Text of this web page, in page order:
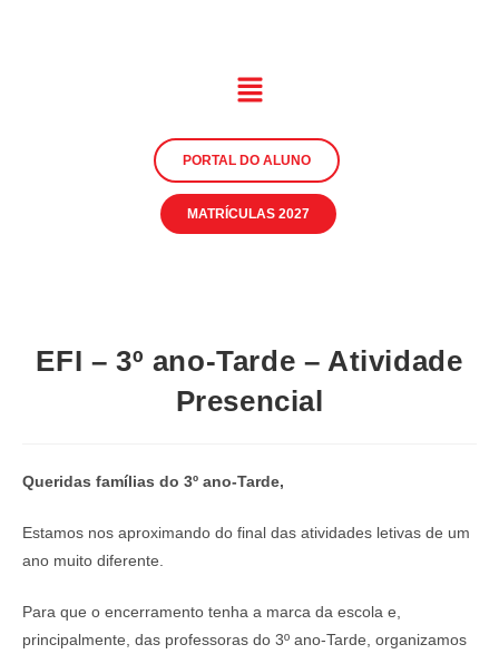
PORTAL DO ALUNO
MATRÍCULAS 2027
EFI – 3º ano-Tarde – Atividade
Presencial
Queridas famílias do 3º ano-Tarde,
Estamos nos aproximando do final das atividades letivas de um
ano muito diferente.
Para que o encerramento tenha a marca da escola e,
principalmente, das professoras do 3º ano-Tarde, organizamos